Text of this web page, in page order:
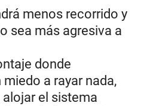
menos recorrido y
sea más agresiva a
donde
a rayar nada,
el sistema